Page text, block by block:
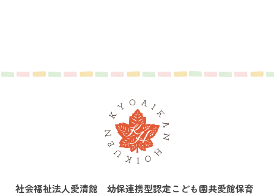
社会福祉法人愛清館 幼保連携型認定こども園共愛館保育